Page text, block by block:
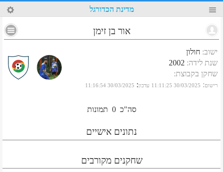
65 מדינת הכדורגל
אור בן זימן
ישוב: חולון
שנת לידה:
2002
שחקן בקבוצת:
רישום:
30/03/2025 11:11:25 עדכון:
30/03/2025 11:16:54
סה"כ 0 תמונות
נתונים אישיים
שחקנים מקורבים